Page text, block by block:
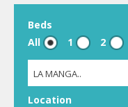
Beds
All
1 2
LA MANGA..
Location